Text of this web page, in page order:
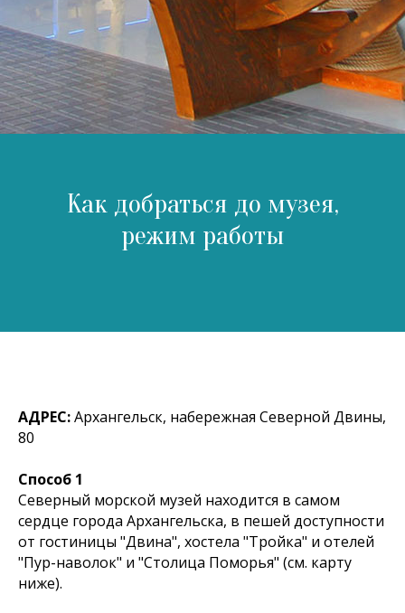
Как добраться до музея,
режим работы
АДРЕС:Архангельск, набережная Северной Двины,
80
Способ 1
Северный морской музей находится в самом
сердце города Архангельска, в пешей доступности
от гостиницы "Двина", хостела "Тройка" и отелей
"Пур-наволок" и "Столица Поморья" (см. карту
ниже).